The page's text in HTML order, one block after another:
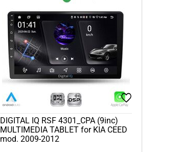
DIGITAL IQ RSF 4301_CPA (9inc)
MULTIMEDIA TABLET for KIA CEED
mod. 2009-2012